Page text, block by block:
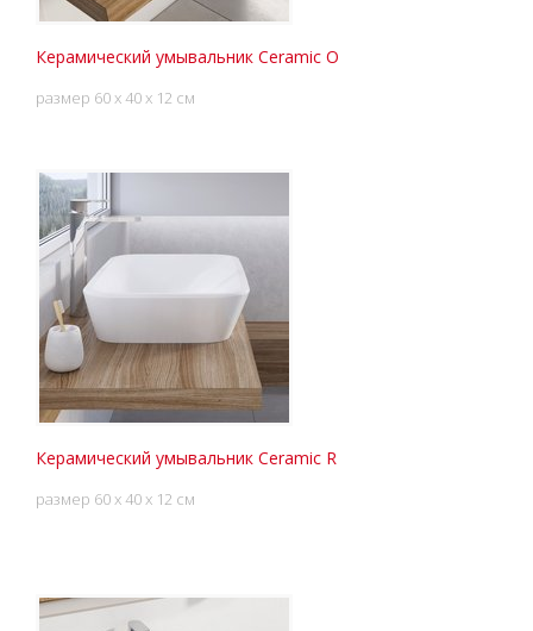
Керамический умывальник Ceramic O
размер 60 x 40 x 12 см
Керамический умывальник Ceramic R
размер 60 x 40 x 12 см